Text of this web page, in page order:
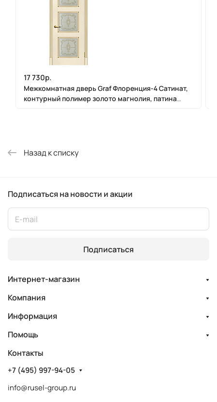
17 730р.
Межкомнатная дверь Graf Флоренция-4 Сатинат,
контурный полимер золото магнолия, патина
Назад к списку
Подписаться на новости и акции
Подписаться
Интернет-магазин
Компания
Информация
Помощь
Контакты
+7 (495) 997-94-05
info@rusel-group.ru